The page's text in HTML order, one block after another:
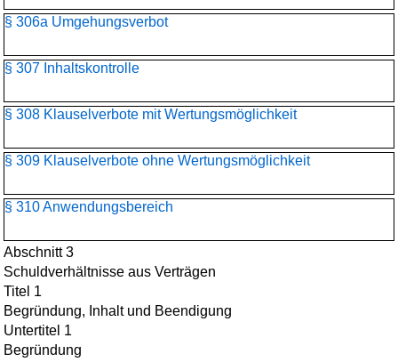
§ 306a Umgehungsverbot
§ 307 Inhaltskontrolle
§ 308 Klauselverbote mit Wertungsmöglichkeit
§ 309 Klauselverbote ohne Wertungsmöglichkeit
§ 310 Anwendungsbereich
Abschnitt 3
Schuldverhältnisse aus Verträgen
Titel 1
Begründung, Inhalt und Beendigung
Untertitel 1
Begründung